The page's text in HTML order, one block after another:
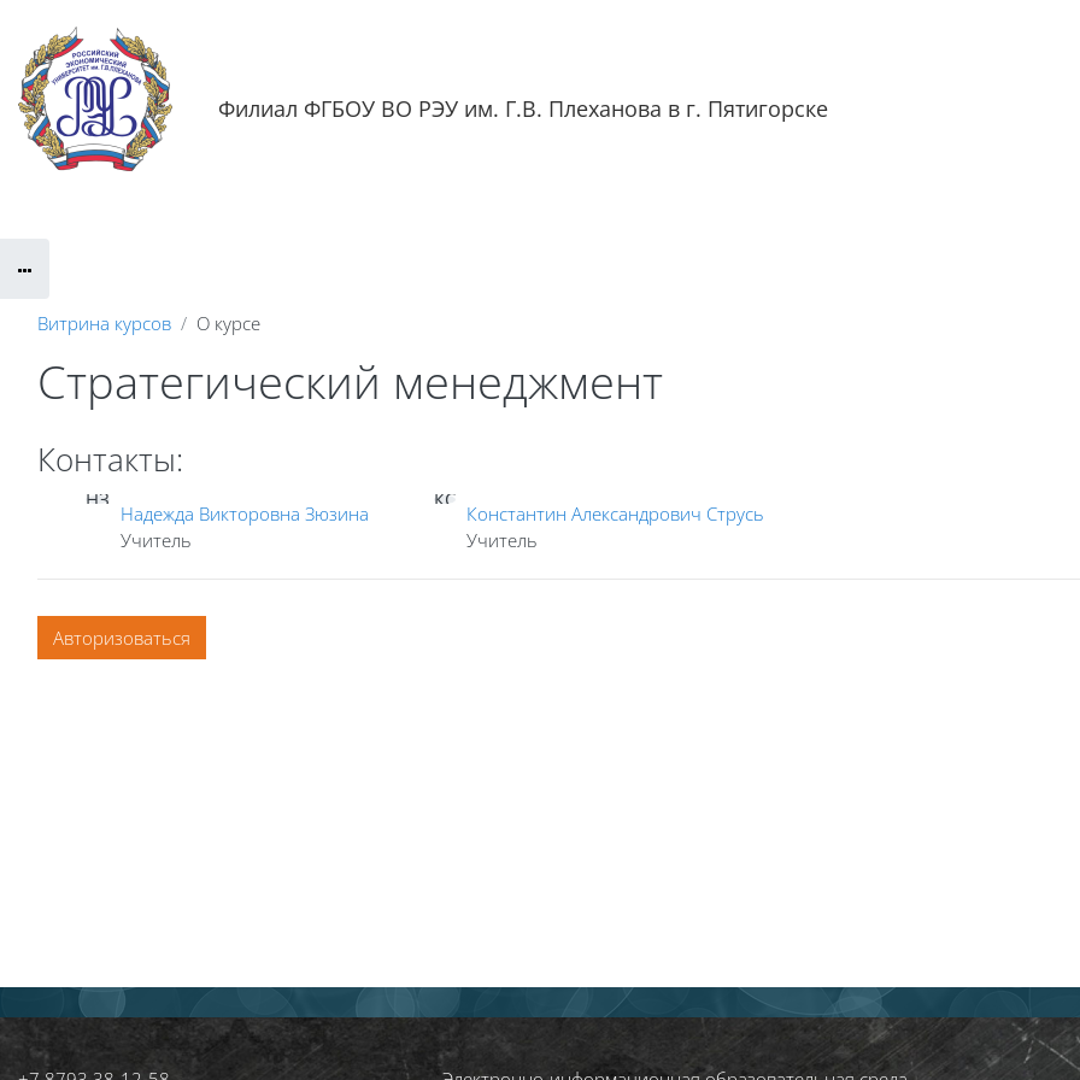
Филиал ФГБОУ ВО РЭУ им. Г.В. Плеханова в г. Пятигорске
Витрина курсов О курсе
Стратегический менеджмент
Контакты:
НЗ
Надежда Викторовна Зюзина
Учитель
КС
Константин Александрович Струсь
Учитель
Авторизоваться